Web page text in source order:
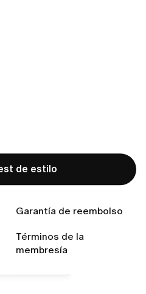
de estilo
Garantía de reembolso
Términos de la
membresía
Lumi?